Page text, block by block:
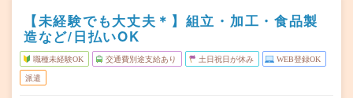
【未経験でも大丈夫＊】組立・加工・食品製
造など/日払いOK
職種未経験OK 交通費別途支給あり 土日祝日が休み WEB登録OK
派遣